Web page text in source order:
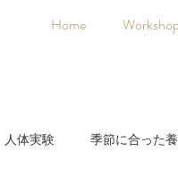
Home Workshop
人体実験 季節に合った